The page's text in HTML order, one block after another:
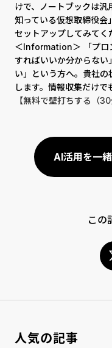
けで、ノートブックは
知っている仮想取締役会
セットアップしてみてく
＜Information＞ 「プロ
すればいいか分からない
い」という方へ。貴社
します。情報収集だけで
【無料で壁打ちする（30
AI活用を一
この
人気の記事